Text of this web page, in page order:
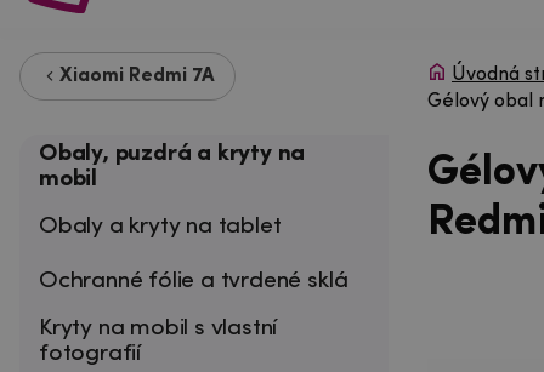
Xiaomi Redmi 7A
Obaly, puzdrá a kryty na
mobil
Obaly a kryty na tablet
Ochranné fólie a tvrdené sklá
Kryty na mobil s vlastní
fotografií
Úvodná
Gélový obal